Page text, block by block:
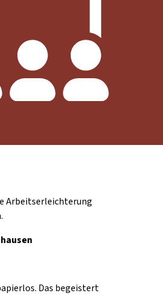
Arbeitserleichterung
Das begeistert